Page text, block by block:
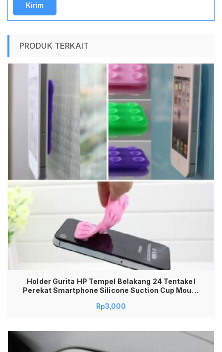
PRODUK TERKAIT
Holder Gurita HP Tempel Belakang 24 Tentakel
Perekat Smartphone Silicone Suction Cup Mount
Dashboard Mobil Kaca Motor Stand Holder Anti
Rp3,000